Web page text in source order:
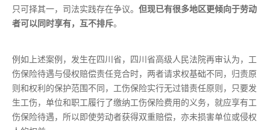
只可择其一，司法实践存在争议。 但现已有很多地区更倾向于劳动
者可以同时享有，互不排斥。
例如上述案例，发生在四川省，四川省高级人民法院再审认为，工
伤保险待遇与侵权赔偿责任竞合时，两者请求权基础不同，归责原
则和权利的保护范围不同，工伤保险实行无过错责任原则，只要发
生工伤，单位和职工履行了缴纳工伤保险费用的义务，就应享有工
伤保险待遇，所以即使劳动者获得双重赔偿，亦未损害单位或侵权